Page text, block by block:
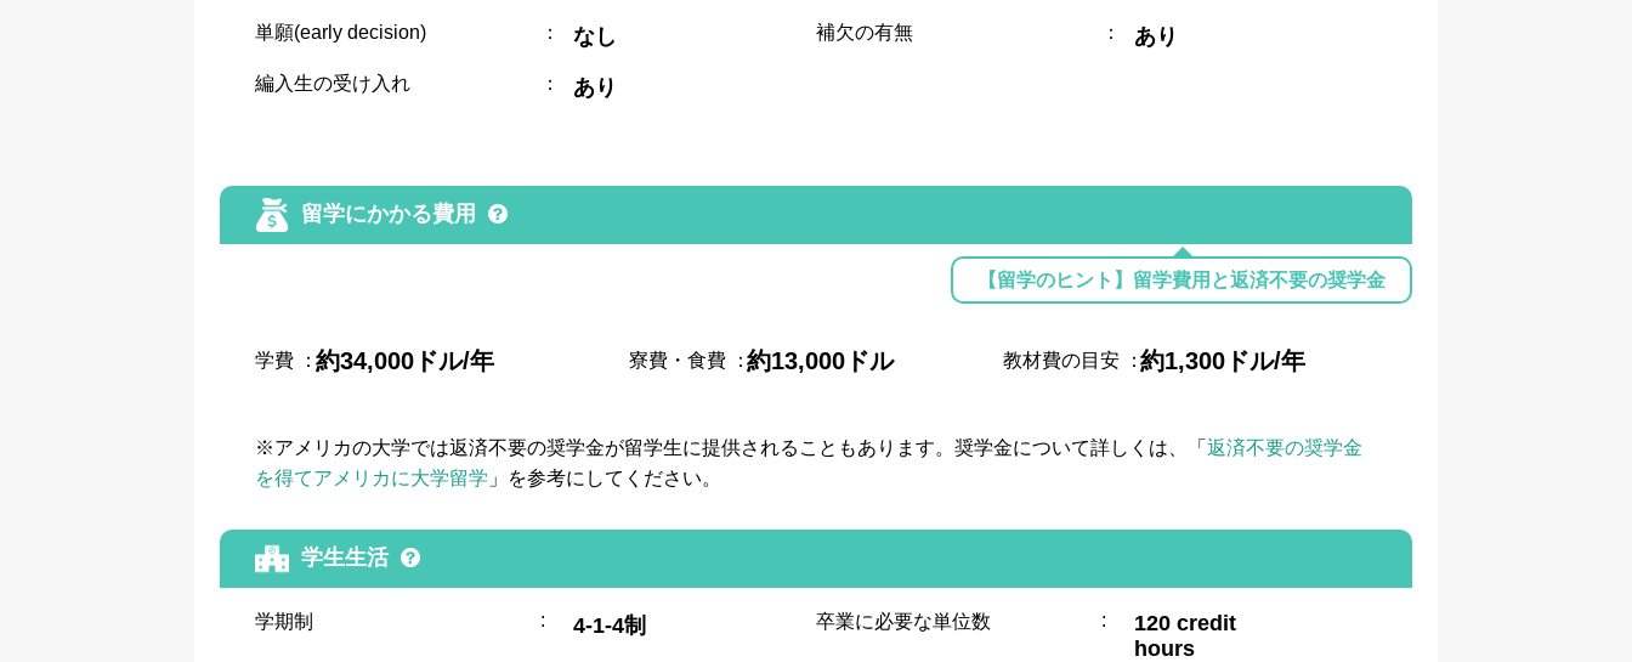
単願(early decision) ： なし 補欠の有無 ： あり
編入生の受け入れ ： あり
留学にかかる費用
【留学のヒント】留学費用と返済不要の奨学金
学費 ：約34,000ドル/年 寮費・食費 ：約13,000ドル 教材費の目安 ：約1,300ドル/年
※アメリカの大学では返済不要の奨学金が留学生に提供されることもあります。奨学金について詳しくは、「返済不要の奨学金
を得てアメリカに大学留学 」を参考にしてください。
学生生活
学期制 : 4-1-4制 卒業に必要な単位数 :
120 credit
hours